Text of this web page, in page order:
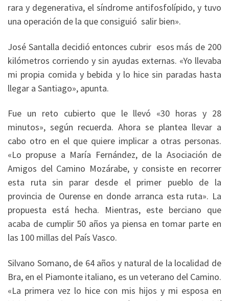
rara y degenerativa, el síndrome antifosfolípido, y tuvo
una operación de la que consiguió salir bien».
José Santalla decidió entonces cubrir esos más de 200
kilómetros corriendo y sin ayudas externas. «Yo llevaba
mi propia comida y bebida y lo hice sin paradas hasta
llegar a Santiago», apunta.
Fue un reto cubierto que le llevó «30 horas y 28
minutos», según recuerda. Ahora se plantea llevar a
cabo otro en el que quiere implicar a otras personas.
«Lo propuse a María Fernández, de la Asociación de
Amigos del Camino Mozárabe, y consiste en recorrer
esta ruta sin parar desde el primer pueblo de la
provincia de Ourense en donde arranca esta ruta». La
propuesta está hecha. Mientras, este berciano que
acaba de cumplir 50 años ya piensa en tomar parte en
las 100 millas del País Vasco.
Silvano Somano, de 64 años y natural de la localidad de
Bra, en el Piamonte italiano, es un veterano del Camino.
«La primera vez lo hice con mis hijos y mi esposa en